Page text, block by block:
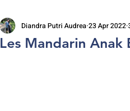
Les Mandarin Anak
Diandra Putri Audrea 23 Apr 2022